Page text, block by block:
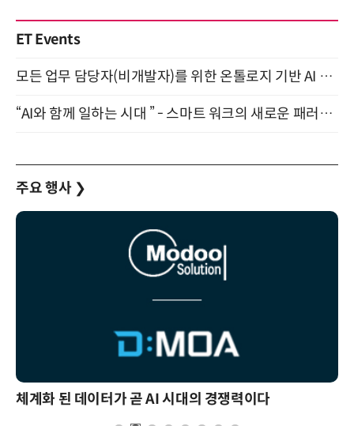
ET Events
모든 업무 담당자(비개발자)를 위한 온톨로지 기반 AI 지식체계 설계 1-day 워크숍 8월 20일 개최
“AI와 함께 일하는 시대 ” - 스마트 워크의 새로운 패러다임 (9/11)
주요 행사 ❯
체계화 된 데이터가 곧 AI 시대의 경쟁력이다